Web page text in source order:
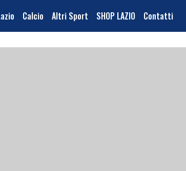
Calcio Altri Sport SHOP LAZIO Contatti